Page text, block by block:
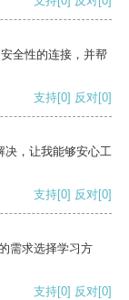
全性的连接，并帮
支持[0] 反对[0]
决，让我能够安心工
支持[0] 反对[0]
需求选择学习方
支持[0] 反对[0]